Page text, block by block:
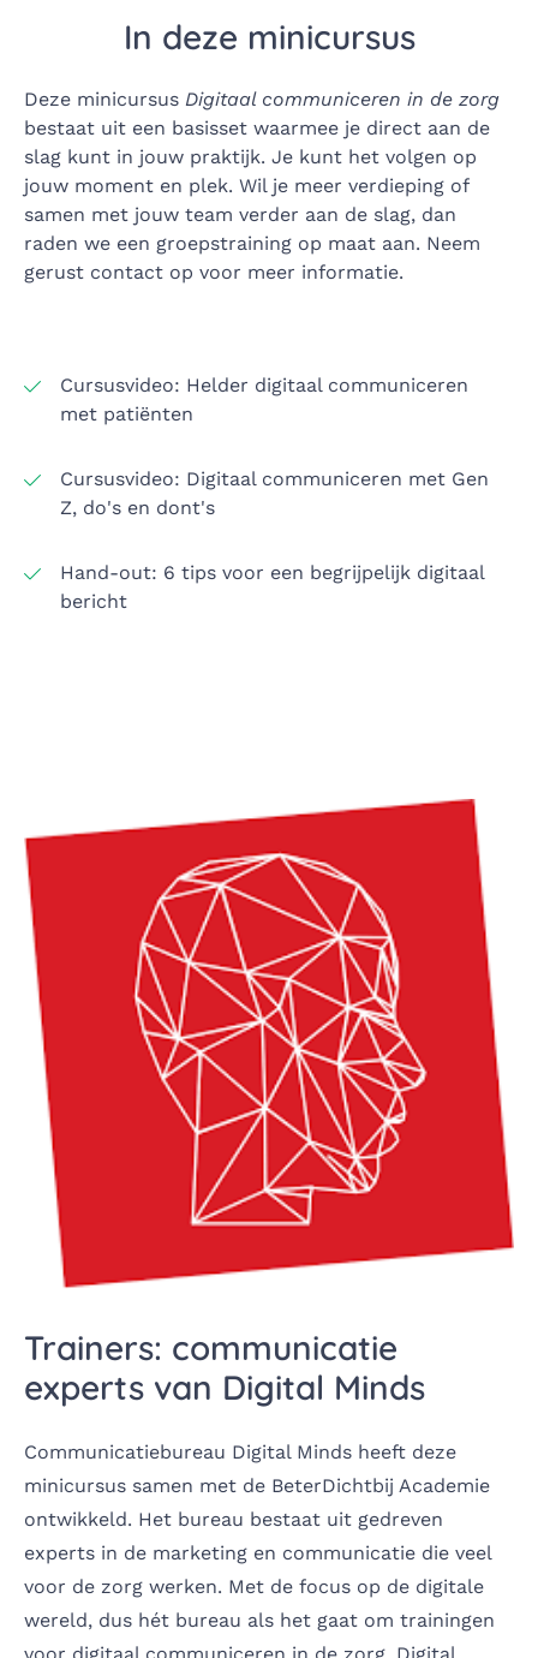
In deze minicursus
Deze minicursus Digitaal communiceren in de zorg
bestaat uit een basisset waarmee je direct aan de
slag kunt in jouw praktijk. Je kunt het volgen op
jouw moment en plek. Wil je meer verdieping of
samen met jouw team verder aan de slag, dan
raden we een groepstraining op maat aan. Neem
gerust contact op voor meer informatie.
Cursusvideo: Helder digitaal communiceren
met patiënten
Cursusvideo: Digitaal communiceren met Gen
Z, do's en dont's
Hand-out: 6 tips voor een begrijpelijk digitaal
bericht
Trainers: communicatie
experts van Digital Minds
Communicatiebureau Digital Minds heeft deze
minicursus samen met de BeterDichtbij Academie
ontwikkeld. Het bureau bestaat uit gedreven
experts in de marketing en communicatie die veel
voor de zorg werken. Met de focus op de digitale
wereld, dus hét bureau als het gaat om trainingen